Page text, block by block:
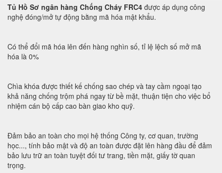
Tủ Hồ Sơ ngân hàng Chống Cháy FRC4 được áp dụng công
nghệ đóng/mở tự động bằng mã hóa mật khẩu.
Có thể đổi mã hóa lên đến hàng nghìn số, tỉ lệ lệch số mở mã
hóa là 0%
Chìa khóa được thiết kế chống sao chép và tay cầm ngoại tạo
khả năng chống trộm phá ngay từ bề mặt, thuận tiện cho việc bổ
nhiệm cán bộ cấp cao bàn giao kho quỹ.
Đảm bảo an toàn cho mọi hệ thống Công ty, cơ quan, trường
học..., tính bảo mật và độ an toàn được đặt lên hàng đầu để đảm
bảo lưu trữ an toàn tuyệt đối tư trang, tiền mặt, giấy tờ quan
trọng.